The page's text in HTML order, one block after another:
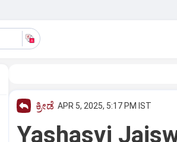
ಕ್ರೀಡೆ APR 5, 2025, 5:17 PM IST
Yashasvi